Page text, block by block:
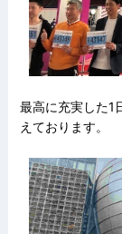
最高に充実した1
えております。